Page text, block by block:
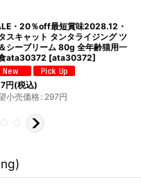
・20％off最短賞味2028.5・ア
キャット タンタライジング ツナ
ーモン80g×24個 全年齢猫用一般
[ata30327s24
円(税込)
小売価格: 7,128円